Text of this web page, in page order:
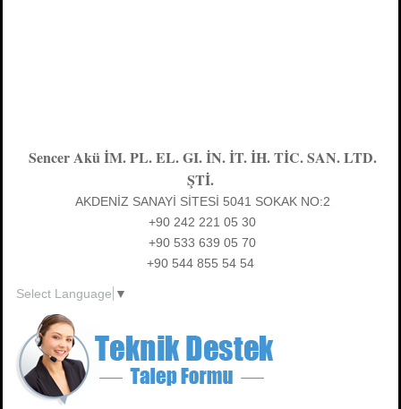
Sencer Akü İM. PL. EL. GI. İN. İT. İH. TİC. SAN. LTD.
ŞTİ.
AKDENİZ SANAYİ SİTESİ 5041 SOKAK NO:2
+90 242 221 05 30
+90 533 639 05 70
+90 544 855 54 54
Select Language ▼